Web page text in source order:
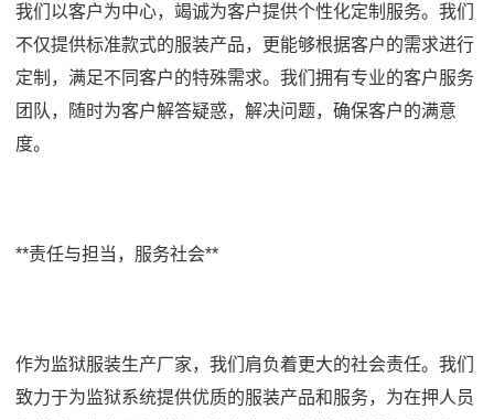
我们以客户为中心，竭诚为客户提供个性化定制服务。我们
不仅提供标准款式的服装产品，更能够根据客户的需求进行
定制，满足不同客户的特殊需求。我们拥有专业的客户服务
团队，随时为客户解答疑惑，解决问题，确保客户的满意
度。
**责任与担当，服务社会**
作为监狱服装生产厂家，我们肩负着更大的社会责任。我们
致力于为监狱系统提供优质的服装产品和服务，为在押人员